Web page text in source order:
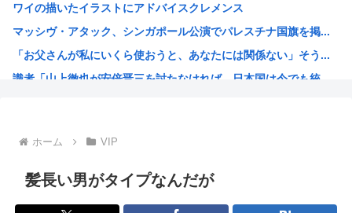
【悲報】デカイファミチキだと思って買ったら小さかったから...
【悲報】とんでもないヤバい台風さん、お盆を直撃www
【韓国株】 7月のKOSPI 28.9％下落…通貨危機を...
ワイの描いたイラストにアドバイスクレメンス
マッシヴ・アタック、シンガポール公演でパレスチナ国旗を掲...
「お父さんが私にいくら使おうと、あなたには関係ない」そう...
識者「山上徹也が安倍晋三を討たなければ、日本国は今でも統...
プーチン「あえて申し上げます。助けてください。」
このガンプラなにかわかる？
ホーム VIP
髪長い男がタイプなんだが